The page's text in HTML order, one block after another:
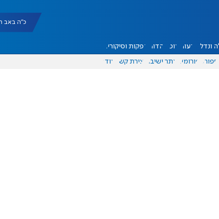
כ"ה באב תשפ"ו
ונדל"ן דעות אוכל יהדות הפקות וסיקורים
ספורט פורומים אתר ישיבה יצירת קשר עוד